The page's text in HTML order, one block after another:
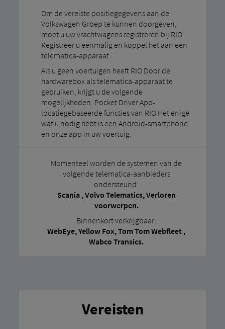
Om de vereiste positiegegevens aan de
Volkswagen Groep te kunnen doorgeven,
moet u uw vrachtwagens registreren bij RIO
Registreer u eenmalig en koppel het aan een
telematica-apparaat.
Als u geen voertuigen heeft RIO Door de
hardwarebox als telematica-apparaat te
gebruiken, krijgt u de volgende
mogelijkheden: Pocket Driver App-
locatiegebaseerde functies van RIO Het enige
wat u nodig hebt is een Android-smartphone
en onze app in uw voertuig.
Momenteel worden de systemen van de
volgende telematica-aanbieders
ondersteund:
Scania , Volvo Telematics, Verloren
voorwerpen.
Binnenkort verkrijgbaar:
WebEye, Yellow Fox, Tom Tom Webfleet ,
Wabco Transics.
Vereisten